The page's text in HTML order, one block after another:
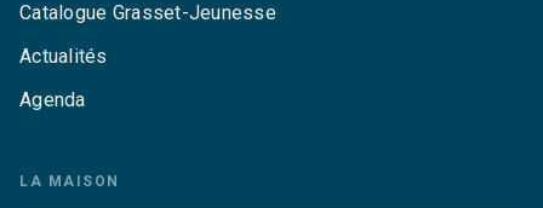
Catalogue Grasset-Jeunesse
Actualités
Agenda
LA MAISON